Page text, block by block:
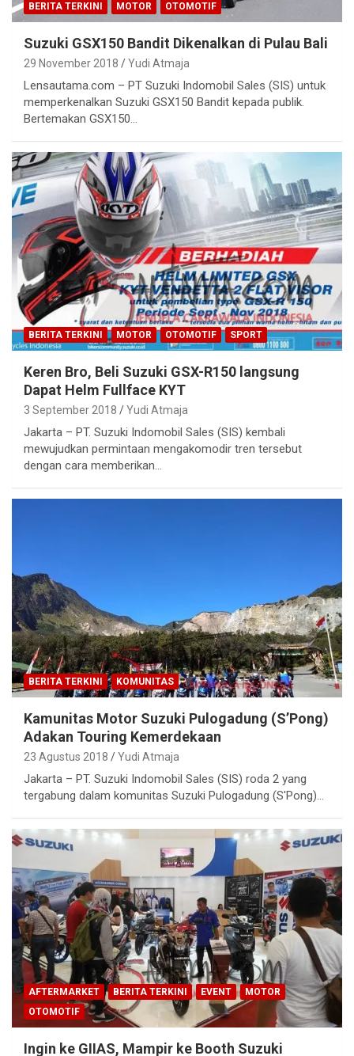
BERITA TERKINI MOTOR OTOMOTIF
Suzuki GSX150 Bandit Dikenalkan di Pulau Bali
29 November 2018 Yudi Atmaja
Lensautama.com – PT Suzuki Indomobil Sales (SIS) untuk
memperkenalkan Suzuki GSX150 Bandit kepada publik.
Bertemakan GSX150…
BERITA TERKINI MOTOR OTOMOTIF SPORT
Keren Bro, Beli Suzuki GSX-R150 langsung
Dapat Helm Fullface KYT
3 September 2018 Yudi Atmaja
Jakarta – PT. Suzuki Indomobil Sales (SIS) kembali
mewujudkan permintaan mengakomodir tren tersebut
dengan cara memberikan…
BERITA TERKINI KOMUNITAS
Kamunitas Motor Suzuki Pulogadung (S’Pong)
Adakan Touring Kemerdekaan
23 Agustus 2018 Yudi Atmaja
Jakarta – PT. Suzuki Indomobil Sales (SIS) roda 2 yang
tergabung dalam komunitas Suzuki Pulogadung (S'Pong)…
AFTERMARKET BERITA TERKINI EVENT
MOTOR
OTOMOTIF
Ingin ke GIIAS, Mampir ke Booth Suzuki